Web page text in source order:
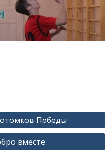
Победы
вместе